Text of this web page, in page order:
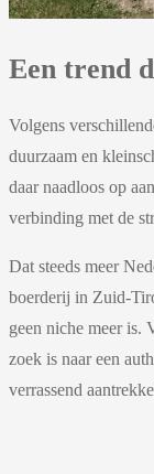
Een trend
Volgens
duurzaam en
daar naadloos op
verbinding met de
Dat steeds meer
boerderij in Zuid-
geen niche meer is.
zoek is naar een
verrassend